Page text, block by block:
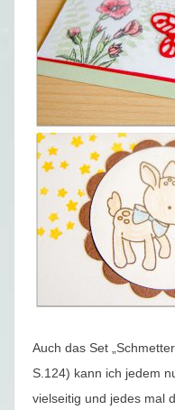
Auch das Set
S.124) kann ich jedem
vielseitig und jedes mal